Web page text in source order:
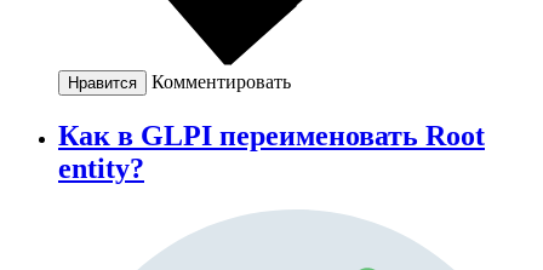
Нравится Комментировать
Как в GLPI переименовать Root
entity?